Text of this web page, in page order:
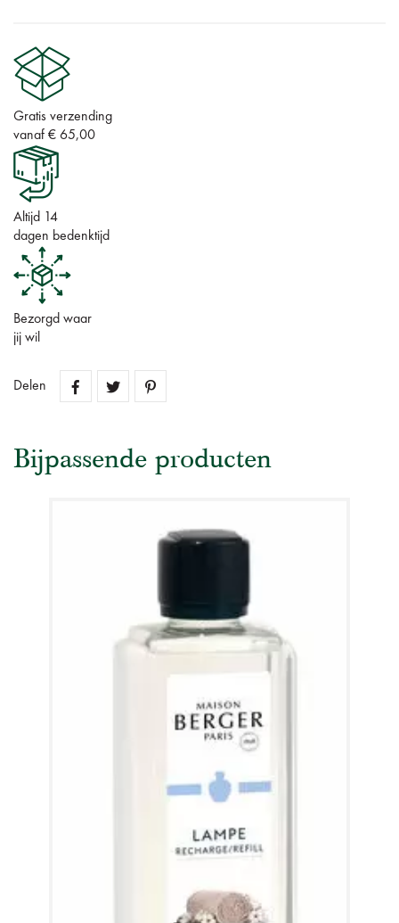
Gratis verzending
vanaf € 65,00
Altijd 14
dagen bedenktijd
Bezorgd waar
jij wil
Delen
Bijpassende producten